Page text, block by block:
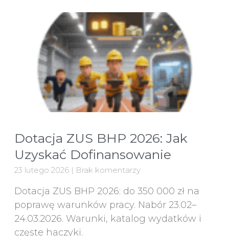
Dotacja ZUS BHP 2026: Jak
Uzyskać Dofinansowanie
23 lutego 2026 Brak komentarzy
Dotacja ZUS BHP 2026: do 350 000 zł na
poprawę warunków pracy. Nabór 23.02–
24.03.2026. Warunki, katalog wydatków i
częste haczyki.